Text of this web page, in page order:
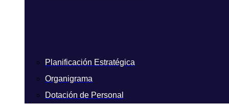
Planificación Estratégica
Organigrama
Dotación de Personal